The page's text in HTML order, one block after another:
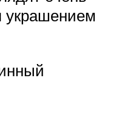
украшением